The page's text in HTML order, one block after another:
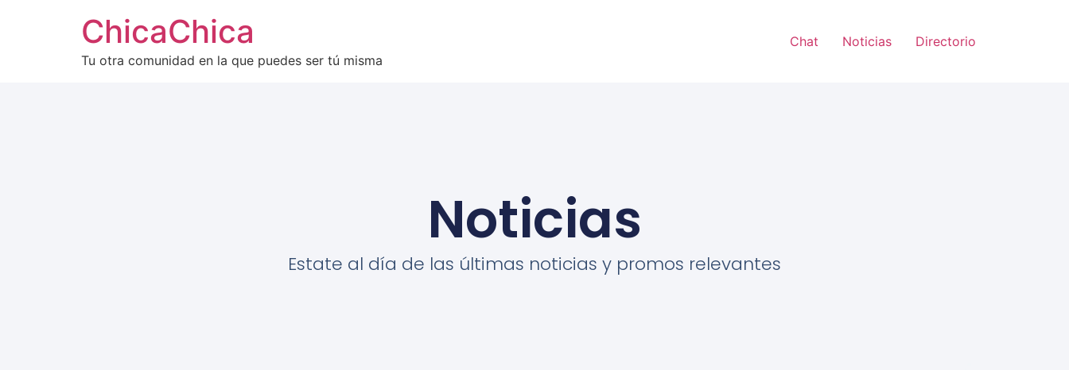
ChicaChica
Tu otra comunidad en la que puedes ser tú misma
Chat Noticias Directorio
Noticias
Estate al día de las últimas noticias y promos relevantes